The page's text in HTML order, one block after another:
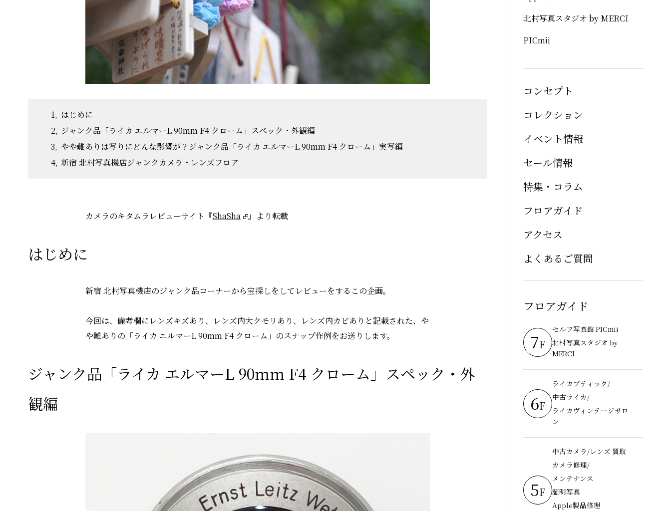
はじめに
ジャンク品「ライカ エルマーL 90mm F4 クローム」スペック・外観編
やや難ありは写りにどんな影響が？ジャンク品「ライカ エルマーL 90mm F4 クローム」実写編
新宿 北村写真機店ジャンクカメラ・レンズフロア
カメラのキタムラレビューサイト『ShaSha 』より転載
はじめに
新宿 北村写真機店のジャンク品コーナーから宝探しをしてレビューをするこの企画。
今回は、備考欄にレンズキズあり、レンズ内大クモリあり、レンズ内カビありと記載された、や
や難ありの「ライカ エルマーL 90mm F4 クローム」のスナップ作例をお送りします。
ジャンク品「ライカ エルマーL 90mm F4 クローム」スペック・外
観編
北村写真スタジオ by MERCI
PICmii
コンセプト
コレクション
イベント情報
セール情報
特集・コラム
フロアガイド
アクセス
よくあるご質問
フロアガイド
7F
セルフ写真館 PICmii
北村写真スタジオ by
MERCI
6F
ライカブティック/
中古ライカ/
ライカヴィンテージサロ
ン
5F
中古カメラ/レンズ 買取
カメラ修理/
メンテナンス
証明写真
Apple製品修理